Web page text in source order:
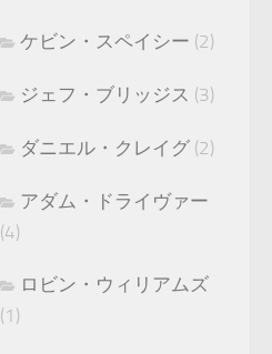
ケビン・スペイシー (2)
ジェフ・ブリッジス (3)
ダニエル・クレイグ (2)
アダム・ドライヴァー
(4)
ロビン・ウィリアムズ
(1)